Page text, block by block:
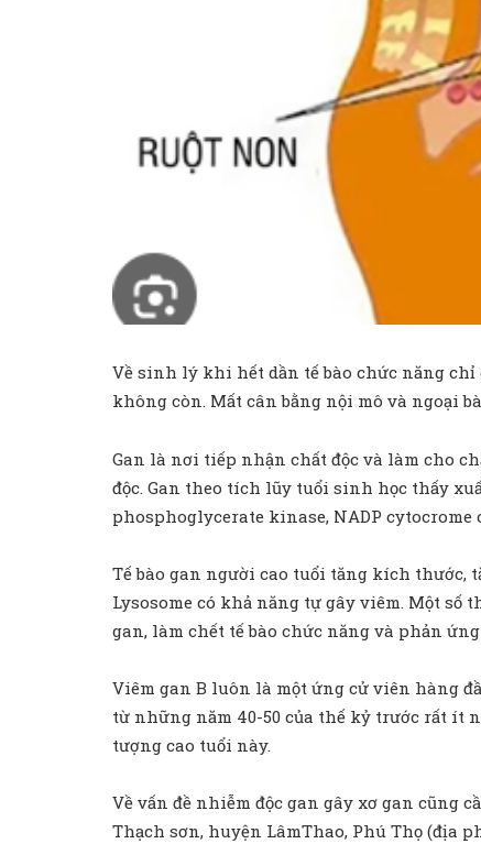
Về sinh lý khi hết dần tế bào chức năng chỉ
không còn. Mất cân bằng nội mô và ngoại
Gan là nơi tiếp nhận chất độc và làm cho
độc. Gan theo tích lũy tuổi sinh học thấy
phosphoglycerate kinase, NADP
Tế bào gan người cao tuổi tăng kích thước,
Lysosome có khả năng tự gây viêm. Một
gan, làm chết tế bào chức năng và phản
Viêm gan B luôn là một ứng cử viên hàng
từ những năm 40-50 của thế kỷ trước rất ít
tượng cao tuổi này.
Về vấn đề nhiễm độc gan gây xơ gan cũng
Thạch sơn, huyện LâmThao, Phú Thọ (địa